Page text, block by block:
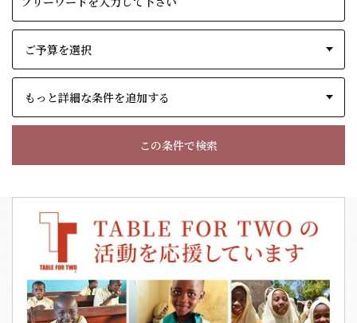
もっと詳細な条件を追加する
この条件で検索